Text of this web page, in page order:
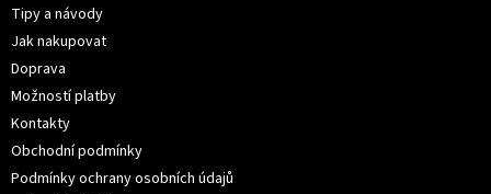
Tipy a návody
Jak nakupovat
Doprava
Možností platby
Kontakty
Obchodní podmínky
Podmínky ochrany osobních údajů